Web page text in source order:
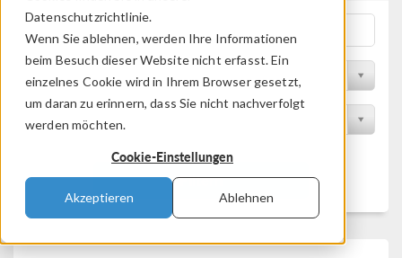
Datenschutzrichtlinie.
Wenn Sie ablehnen, werden Ihre Informationen
beim Besuch dieser Website nicht erfasst. Ein
einzelnes Cookie wird in Ihrem Browser gesetzt,
um daran zu erinnern, dass Sie nicht nachverfolgt
werden möchten.
Cookie-Einstellungen
Akzeptieren Ablehnen
Nach Themenbereich filtern
Nach Produkt filtern
Filtern